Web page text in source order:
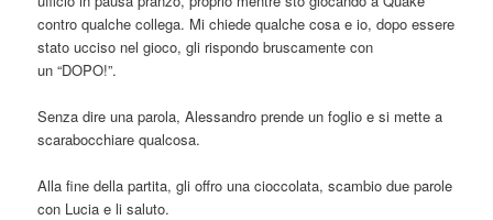
contro qualche collega. Mi chiede qualche cosa e io, dopo essere
stato ucciso nel gioco, gli rispondo bruscamente con
un “DOPO!”.
Senza dire una parola, Alessandro prende un foglio e si mette a
scarabocchiare qualcosa.
Alla fine della partita, gli offro una cioccolata, scambio due parole
con Lucia e li saluto.